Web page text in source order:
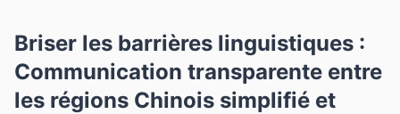
Briser les barrières linguistiques :
Communication transparente entre
les régions Chinois simplifié et